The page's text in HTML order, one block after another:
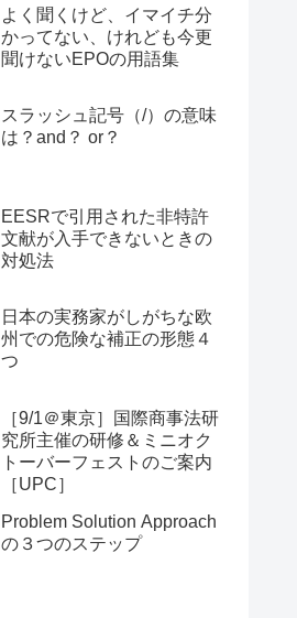
よく聞くけど、イマイチ分
かってない、けれども今更
聞けないEPOの用語集
スラッシュ記号（/）の意味
は？and？ or？
EESRで引用された非特許
文献が入手できないときの
対処法
日本の実務家がしがちな欧
州での危険な補正の形態４
つ
［9/1＠東京］国際商事法研
究所主催の研修＆ミニオク
トーバーフェストのご案内
［UPC］
Problem Solution Approach
の３つのステップ